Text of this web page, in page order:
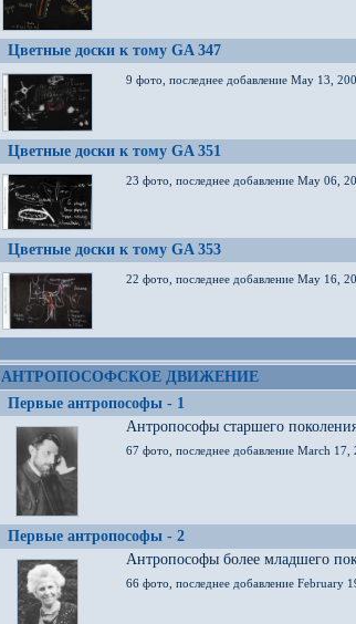
Цветные доски к тому GA 347
9 фото, последнее добавление May 13,
Цветные доски к тому GA 351
23 фото, последнее добавление May 06,
Цветные доски к тому GA 353
22 фото, последнее добавление May 16,
АНТРОПОСОФСКОЕ ДВИЖЕНИЕ
Первые антропософы - 1
Антропософы старшего
67 фото, последнее добавление March 17,
Первые антропософы - 2
Антропософы более младшего
66 фото, последнее добавление February